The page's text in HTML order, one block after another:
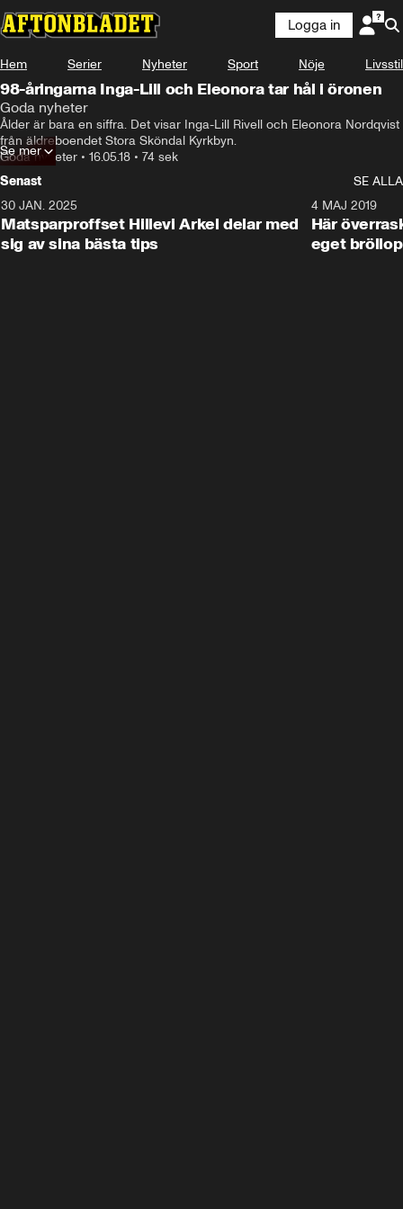
Logga in
Hem Serier Nyheter Sport Nöje Livsstil
98-åringarna Inga-Lill och Eleonora tar hål i öronen
Goda nyheter
Ålder är bara en siffra. Det visar Inga-Lill Rivell och Eleonora Nordqvist
från äldreboendet Stora Sköndal Kyrkbyn.
Goda nyheter • 16.05.18 • 74 sek
Se mer
Senast
SE ALLA
30 JAN. 2025
Matsparproffset Hillevi Arkel delar med
sig av sina bästa tips
4 MAJ 2019
Här
eget bröllop